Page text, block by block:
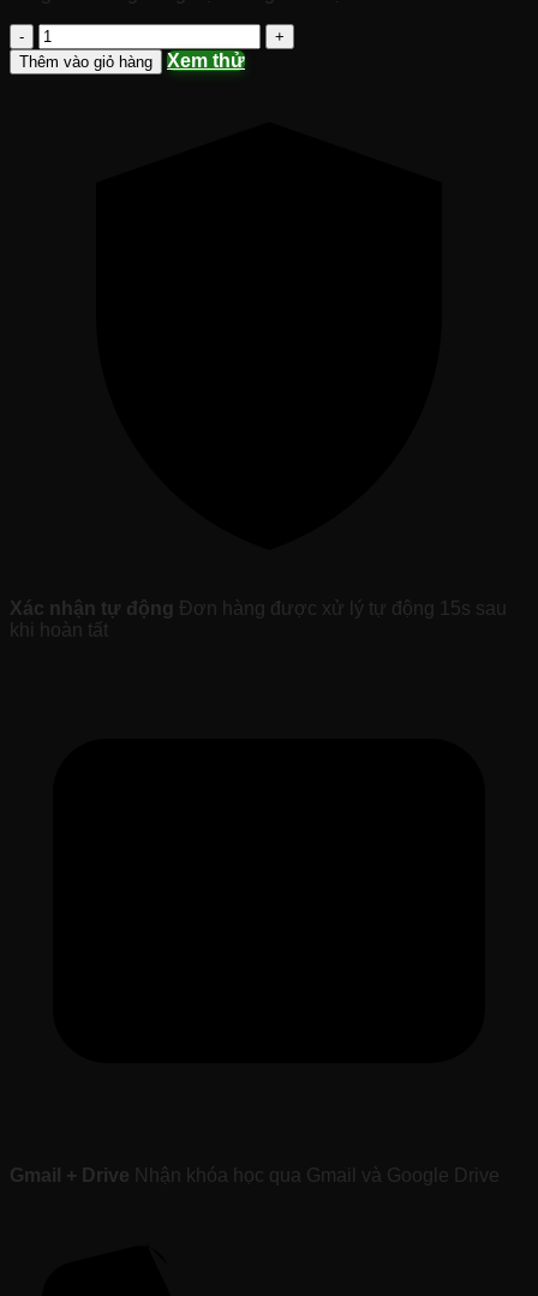
Research
Crypto
Chuyên
Thêm vào giỏ hàng Xem thử
Xác nhận tự động Đơn hàng được xử lý tự động 15s sau
khi hoàn tất
Gmail + Drive Nhận khóa học qua Gmail và Google Drive